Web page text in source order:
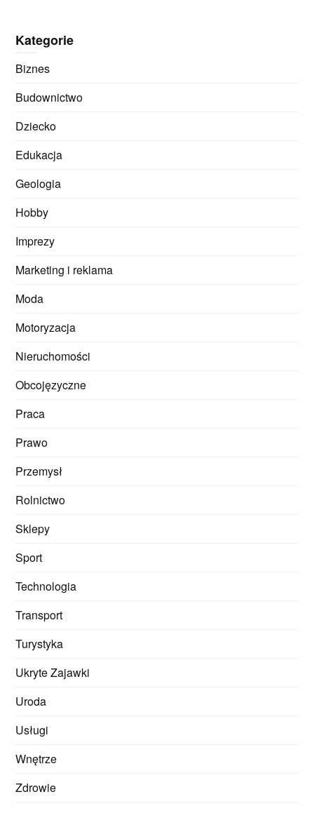
Kategorie
Biznes
Budownictwo
Dziecko
Edukacja
Geologia
Hobby
Imprezy
Marketing i reklama
Moda
Motoryzacja
Nieruchomości
Obcojęzyczne
Praca
Prawo
Przemysł
Rolnictwo
Sklepy
Sport
Technologia
Transport
Turystyka
Ukryte Zajawki
Uroda
Usługi
Wnętrze
Zdrowie